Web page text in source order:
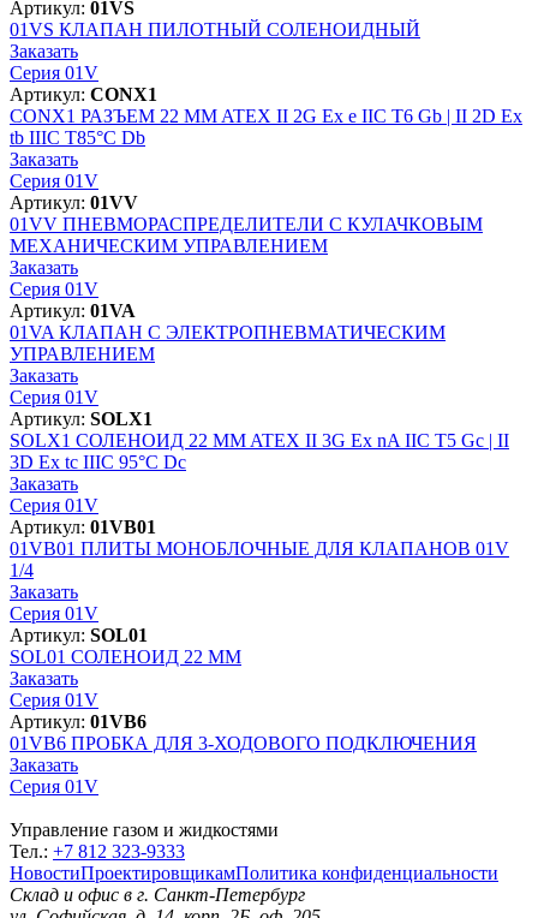
Артикул: 01VS
01VS КЛАПАН ПИЛОТНЫЙ СОЛЕНОИДНЫЙ
Заказать
Серия 01V
Артикул: CONX1
CONX1 РАЗЪЕМ 22 MM ATEX II 2G Ex e IIC T6 Gb | II 2D Ex
tb IIIC T85°C Db
Заказать
Серия 01V
Артикул: 01VV
01VV ПНЕВМОРАСПРЕДЕЛИТЕЛИ С КУЛАЧКОВЫМ
МЕХАНИЧЕСКИМ УПРАВЛЕНИЕМ
Заказать
Серия 01V
Артикул: 01VA
01VA КЛАПАН С ЭЛЕКТРОПНЕВМАТИЧЕСКИМ
УПРАВЛЕНИЕМ
Заказать
Серия 01V
Артикул: SOLX1
SOLX1 СОЛЕНОИД 22 MM ATEX II 3G Ex nA IIC T5 Gc | II
3D Ex tc IIIC 95°C Dc
Заказать
Серия 01V
Артикул: 01VB01
01VB01 ПЛИТЫ МОНОБЛОЧНЫЕ ДЛЯ КЛАПАНОВ 01V
1/4
Заказать
Серия 01V
Артикул: SOL01
SOL01 СОЛЕНОИД 22 MM
Заказать
Серия 01V
Артикул: 01VB6
01VB6 ПРОБКА ДЛЯ 3-ХОДОВОГО ПОДКЛЮЧЕНИЯ
Заказать
Серия 01V
Управление газом и жидкостями
Тел.: +7 812 323-9333
НовостиПроектировщикамПолитика конфиденциальности
Склад и офис в г. Санкт-Петербург